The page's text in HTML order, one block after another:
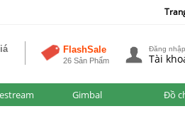
FlashSale
26 Sản Phẩm
Đăng nhập
Tài
Gimbal Đồ